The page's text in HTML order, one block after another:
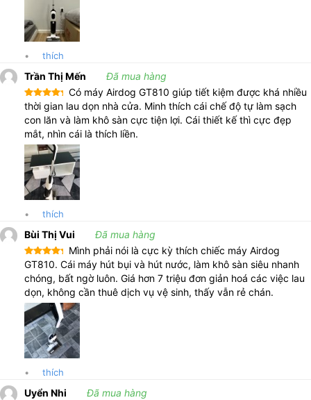
Kiểm tra hàng trước khi thanh toán
Giao hàng nhanh khắp 64 tỉnh thành
Với những chính sách bán hàng vô cùng có lợi cho quý khách
hàng, chúng tôi cam kết mang đến quý khách sự hài lòng và tin
tưởng tuyệt đối trong suốt quá trình sử dụng Máy hút bụi lau nhà
3 trong 1 Airdog GT810. Nếu quý khách có nhu cầu và mong
muốn được tư vấn thêm về sản phẩm, xin vui lòng liên hệ với
chúng tôi qua thông tin sau để được hỗ trợ một cách tốt nhất.
• thích
Trần Thị Mến Đã mua hàng
Được xếp
hạng 55
sao
Có máy Airdog GT810 giúp tiết kiệm được khá nhiều
thời gian lau dọn nhà cửa. Minh thích cái chế độ tự làm sạch
con lăn và làm khô sàn cực tiện lợi. Cái thiết kế thì cực đẹp
mắt, nhìn cái là thích liền.
• thích
Bùi Thị Vui Đã mua hàng
Được xếp
hạng 5 5
sao
Mình phải nói là cực kỳ thích chiếc máy Airdog
GT810. Cái máy hút bụi và hút nước, làm khô sàn siêu nhanh
chóng, bất ngờ luôn. Giá hơn 7 triệu đơn giản hoá các việc lau
dọn, không cần thuê dịch vụ vệ sinh, thấy vẫn rẻ chán.
• thích
Uyển Nhi Đã mua hàng